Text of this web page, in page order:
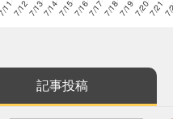
記事投稿